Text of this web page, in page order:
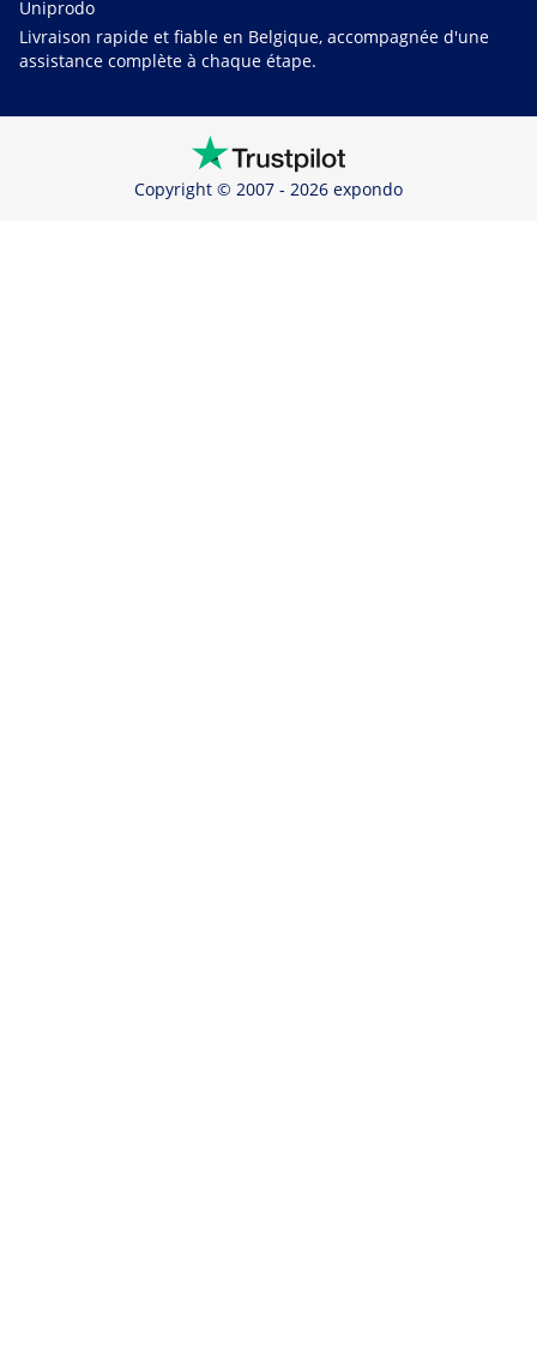
Uniprodo
Livraison rapide et fiable en Belgique, accompagnée d'une
assistance complète à chaque étape.
Copyright © 2007 - 2026 expondo